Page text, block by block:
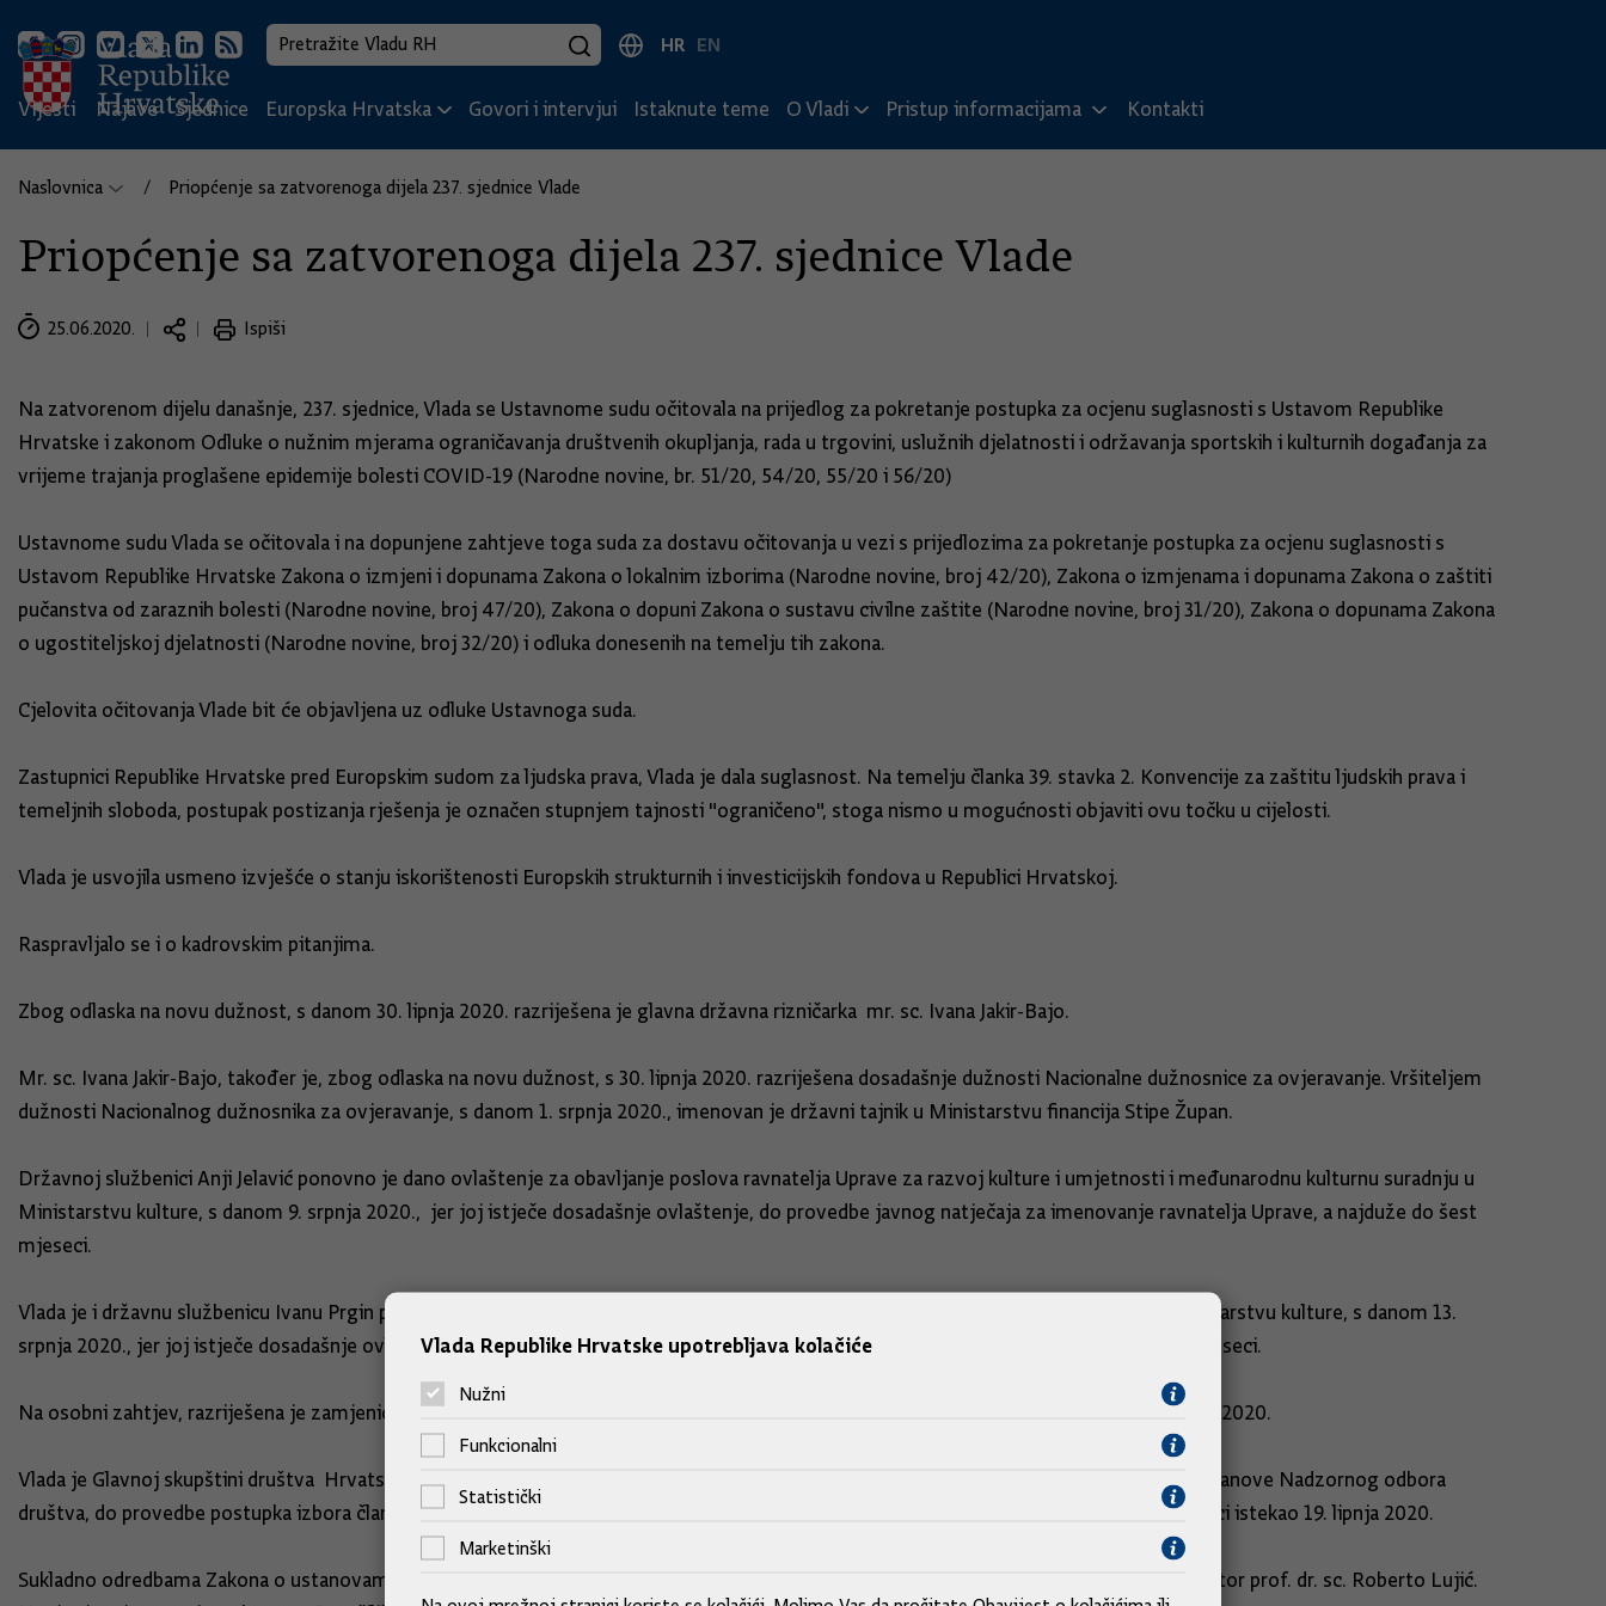
HR EN
Vijesti Najave Sjednice Europska Hrvatska Govori i intervjui Istaknute teme O Vladi Pristup informacijama Kontakti
Naslovnica Priopćenje sa zatvorenoga dijela 237. sjednice Vlade
Priopćenje sa zatvorenoga dijela 237. sjednice Vlade
25.06.2020. Ispiši
Na zatvorenom dijelu današnje, 237. sjednice, Vlada se Ustavnome sudu očitovala na prijedlog za pokretanje postupka za ocjenu suglasnosti s Ustavom Republike
Hrvatske i zakonom Odluke o nužnim mjerama ograničavanja društvenih okupljanja, rada u trgovini, uslužnih djelatnosti i održavanja sportskih i kulturnih događanja za
vrijeme trajanja proglašene epidemije bolesti COVID-19 (Narodne novine, br. 51/20, 54/20, 55/20 i 56/20)
Ustavnome sudu Vlada se očitovala i na dopunjene zahtjeve toga suda za dostavu očitovanja u vezi s prijedlozima za pokretanje postupka za ocjenu suglasnosti s
Ustavom Republike Hrvatske Zakona o izmjeni i dopunama Zakona o lokalnim izborima (Narodne novine, broj 42/20), Zakona o izmjenama i dopunama Zakona o zaštiti
pučanstva od zaraznih bolesti (Narodne novine, broj 47/20), Zakona o dopuni Zakona o sustavu civilne zaštite (Narodne novine, broj 31/20), Zakona o dopunama Zakona
o ugostiteljskoj djelatnosti (Narodne novine, broj 32/20) i odluka donesenih na temelju tih zakona.
Cjelovita očitovanja Vlade bit će objavljena uz odluke Ustavnoga suda.
Zastupnici Republike Hrvatske pred Europskim sudom za ljudska prava, Vlada je dala suglasnost. Na temelju članka 39. stavka 2. Konvencije za zaštitu ljudskih prava i
temeljnih sloboda, postupak postizanja rješenja je označen stupnjem tajnosti "ograničeno", stoga nismo u mogućnosti objaviti ovu točku u cijelosti.
Vlada je usvojila usmeno izvješće o stanju iskorištenosti Europskih strukturnih i investicijskih fondova u Republici Hrvatskoj.
Raspravljalo se i o kadrovskim pitanjima.
Zbog odlaska na novu dužnost, s danom 30. lipnja 2020. razriješena je glavna državna rizničarka mr. sc. Ivana Jakir-Bajo.
Mr. sc. Ivana Jakir-Bajo, također je, zbog odlaska na novu dužnost, s 30. lipnja 2020. razriješena dosadašnje dužnosti Nacionalne dužnosnice za ovjeravanje. Vršiteljem
dužnosti Nacionalnog dužnosnika za ovjeravanje, s danom 1. srpnja 2020., imenovan je državni tajnik u Ministarstvu financija Stipe Župan.
Državnoj službenici Anji Jelavić ponovno je dano ovlaštenje za obavljanje poslova ravnatelja Uprave za razvoj kulture i umjetnosti i međunarodnu kulturnu suradnju u
Ministarstvu kulture, s danom 9. srpnja 2020., jer joj istječe dosadašnje ovlaštenje, do provedbe javnog natječaja za imenovanje ravnatelja Uprave, a najduže do šest
mjeseci.
Vlada je i državnu službenicu Ivanu Prgin ponovno ovlastila za obavljanje poslova ravnatelja Uprave za arhive, knjižnice i muzeje u Ministarstvu kulture, s danom 13.
srpnja 2020., jer joj istječe dosadašnje ovlaštenje, do provedbe javnog natječaja za imenovanje ravnatelja Uprave, a najduže do šest mjeseci.
Na osobni zahtjev, razriješena je zamjenica glavne ravnateljice Državnog zavoda za statistiku, mr. sc. Jadranka Vuglar, s danom 30. lipnja 2020.
Vlada je Glavnoj skupštini društva Hrvatska elektroprivreda d.d. predložila izbor dr. sc. Gorana Granića i mr. sc. Jelene Zrinski Berger za članove Nadzornog odbora
društva, do provedbe postupka izbora članova Nadzornog odbora, a najduže na vrijeme od šest mjeseci, jer im je mandat od šest mjeseci istekao 19. lipnja 2020.
Sukladno odredbama Zakona o ustanovama i Zakona o osnivanju Sveučilišta u Slavonskom Brodu, razriješen je dosadašnji privremeni rektor prof. dr. sc. Roberto Lujić.
Vlada Republike Hrvatske upotrebljava kolačiće
Nužni
Funkcionalni
Statistički
Marketinški